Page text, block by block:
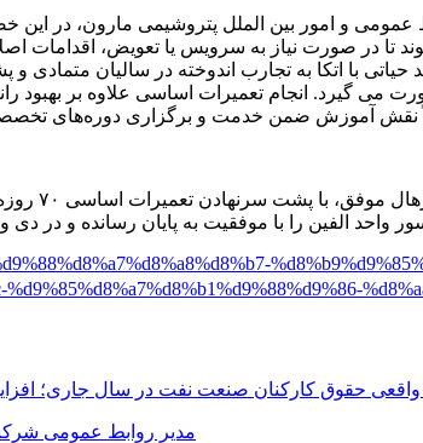
عمومی و امور بین الملل پتروشیمی مارون، در
تا در صورت نیاز به سرویس یا تعویض،
حیاتی با اتکا به تجارب اندوخته در سالیان
می گیرد. انجام تعمیرات اساسی علاوه بر
حقوق کارکنان صنعت نفت در سال جاری؛
مدیر روابط عمومی